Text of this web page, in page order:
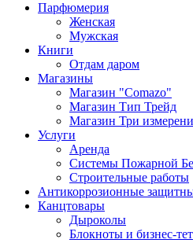
Парфюмерия
Женская
Мужская
Книги
Отдам даром
Магазины
Магазин "Comazo"
Магазин Тип Трейд
Магазин Три
Услуги
Аренда
Системы Пожарной
Строительные работы
Антикоррозионные
Канцтовары
Дыроколы
Блокноты и бизнес-